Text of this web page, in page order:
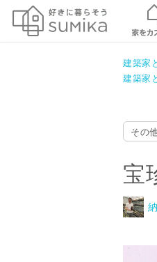
建築家
建築家
その
宝